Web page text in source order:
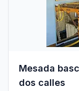
Mesada
dos calles